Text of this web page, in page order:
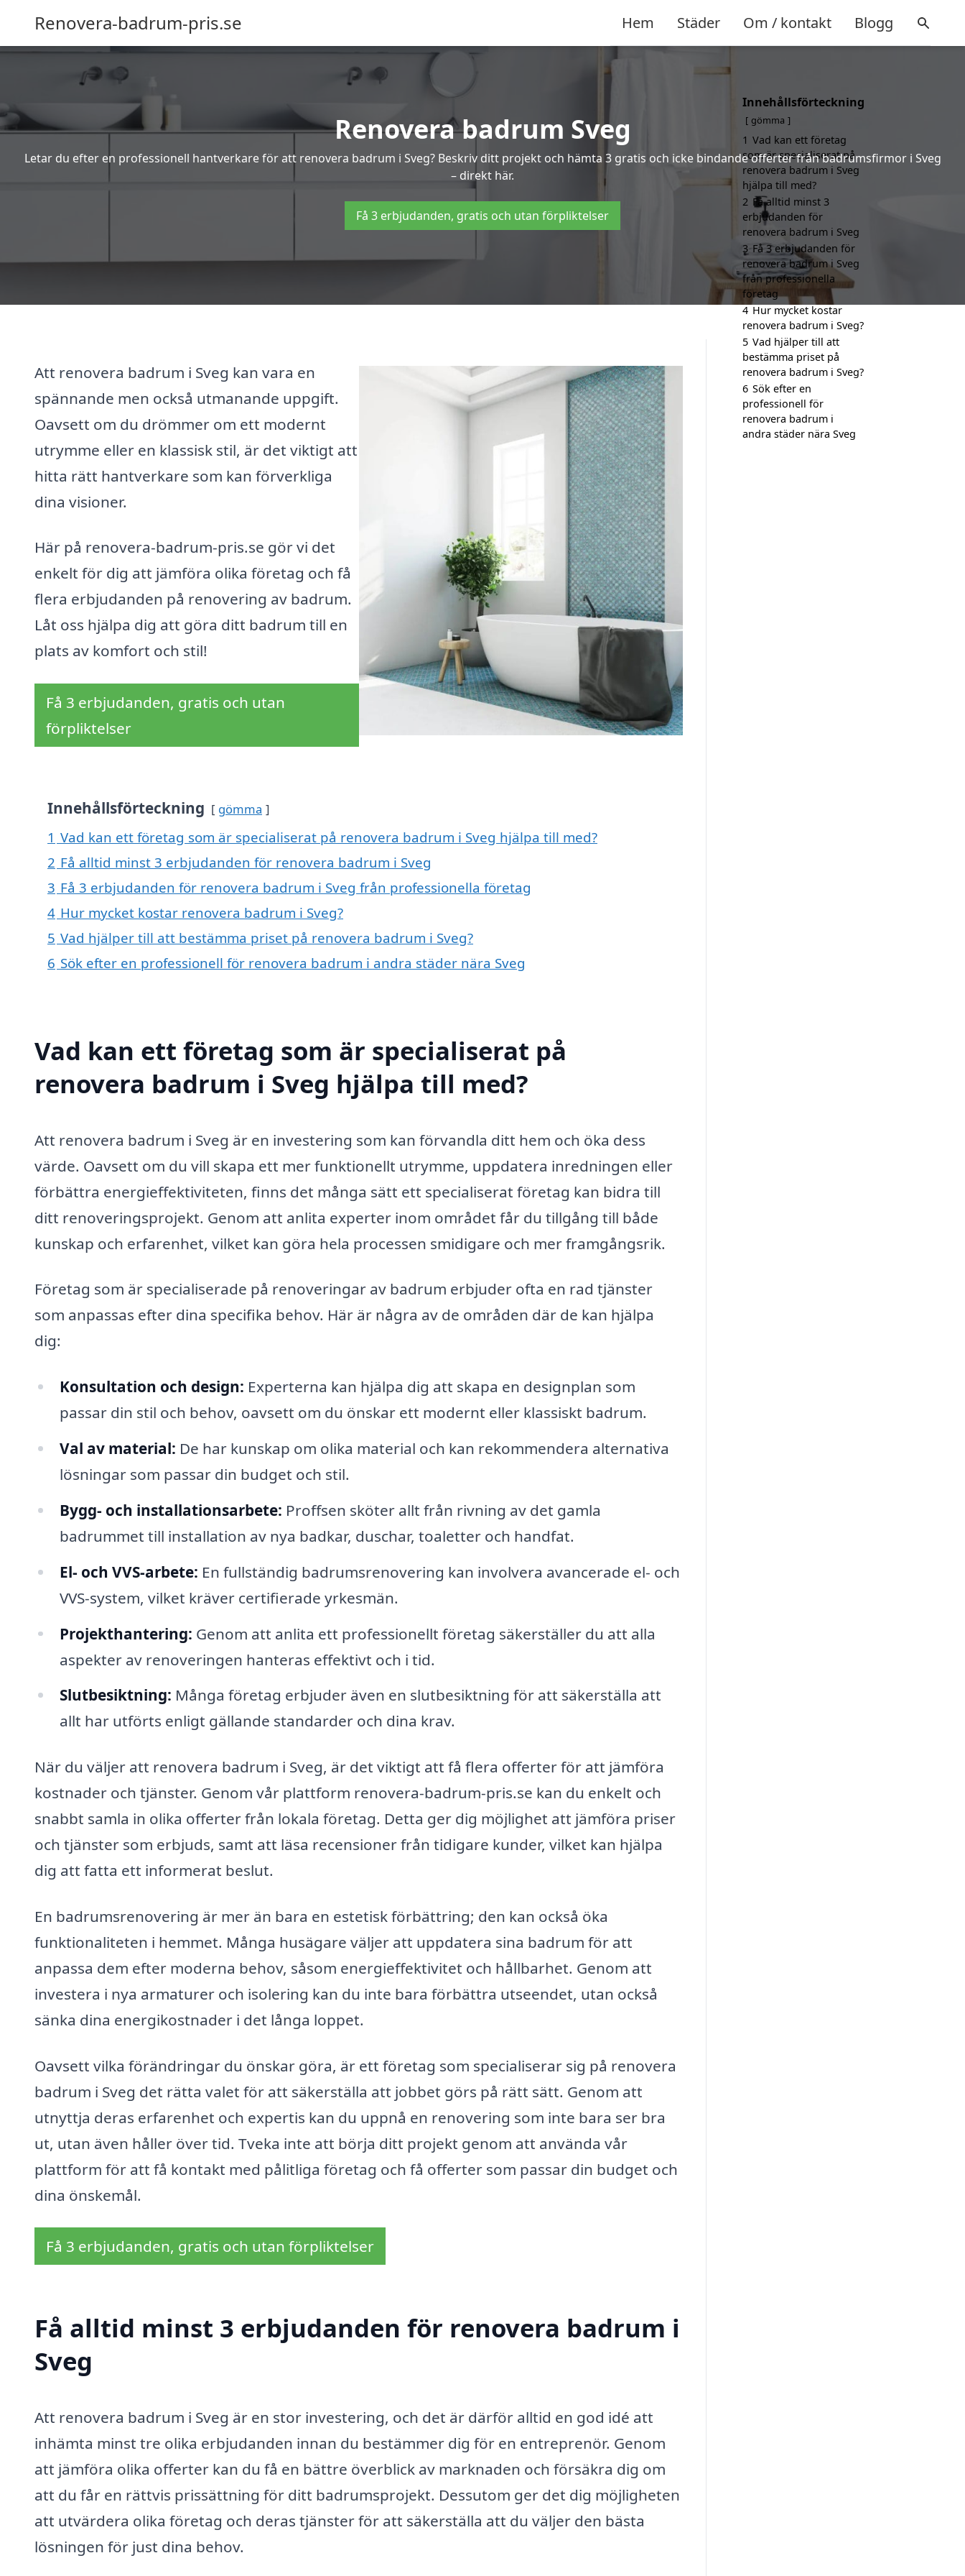
Renovera-badrum-pris.se Hem Städer Om / kontakt Blogg
Renovera badrum Sveg
Letar du efter en professionell hantverkare för att renovera badrum i Sveg? Beskriv ditt projekt och hämta 3 gratis och icke bindande offerter från badrumsfirmor i Sveg
– direkt här.
Få 3 erbjudanden, gratis och utan förpliktelser
Att renovera badrum i Sveg kan vara en
spännande men också utmanande uppgift.
Oavsett om du drömmer om ett modernt
utrymme eller en klassisk stil, är det viktigt att
hitta rätt hantverkare som kan förverkliga
dina visioner.
Här på renovera-badrum-pris.se gör vi det
enkelt för dig att jämföra olika företag och få
flera erbjudanden på renovering av badrum.
Låt oss hjälpa dig att göra ditt badrum till en
plats av komfort och stil!
Få 3 erbjudanden, gratis och utan
förpliktelser
Innehållsförteckning gömma
1 Vad kan ett företag som är specialiserat på renovera badrum i Sveg hjälpa till med?
2 Få alltid minst 3 erbjudanden för renovera badrum i Sveg
3 Få 3 erbjudanden för renovera badrum i Sveg från professionella företag
4 Hur mycket kostar renovera badrum i Sveg?
5 Vad hjälper till att bestämma priset på renovera badrum i Sveg?
6 Sök efter en professionell för renovera badrum i andra städer nära Sveg
Vad kan ett företag som är specialiserat på
renovera badrum i Sveg hjälpa till med?
Att renovera badrum i Sveg är en investering som kan förvandla ditt hem och öka dess
värde. Oavsett om du vill skapa ett mer funktionellt utrymme, uppdatera inredningen eller
förbättra energieffektiviteten, finns det många sätt ett specialiserat företag kan bidra till
ditt renoveringsprojekt. Genom att anlita experter inom området får du tillgång till både
kunskap och erfarenhet, vilket kan göra hela processen smidigare och mer framgångsrik.
Företag som är specialiserade på renoveringar av badrum erbjuder ofta en rad tjänster
som anpassas efter dina specifika behov. Här är några av de områden där de kan hjälpa
dig:
Konsultation och design: Experterna kan hjälpa dig att skapa en designplan som
passar din stil och behov, oavsett om du önskar ett modernt eller klassiskt badrum.
Val av material: De har kunskap om olika material och kan rekommendera alternativa
lösningar som passar din budget och stil.
Bygg- och installationsarbete: Proffsen sköter allt från rivning av det gamla
badrummet till installation av nya badkar, duschar, toaletter och handfat.
El- och VVS-arbete: En fullständig badrumsrenovering kan involvera avancerade el- och
VVS-system, vilket kräver certifierade yrkesmän.
Projekthantering: Genom att anlita ett professionellt företag säkerställer du att alla
aspekter av renoveringen hanteras effektivt och i tid.
Slutbesiktning: Många företag erbjuder även en slutbesiktning för att säkerställa att
allt har utförts enligt gällande standarder och dina krav.
När du väljer att renovera badrum i Sveg, är det viktigt att få flera offerter för att jämföra
kostnader och tjänster. Genom vår plattform renovera-badrum-pris.se kan du enkelt och
snabbt samla in olika offerter från lokala företag. Detta ger dig möjlighet att jämföra priser
och tjänster som erbjuds, samt att läsa recensioner från tidigare kunder, vilket kan hjälpa
dig att fatta ett informerat beslut.
En badrumsrenovering är mer än bara en estetisk förbättring; den kan också öka
funktionaliteten i hemmet. Många husägare väljer att uppdatera sina badrum för att
anpassa dem efter moderna behov, såsom energieffektivitet och hållbarhet. Genom att
investera i nya armaturer och isolering kan du inte bara förbättra utseendet, utan också
sänka dina energikostnader i det långa loppet.
Oavsett vilka förändringar du önskar göra, är ett företag som specialiserar sig på renovera
badrum i Sveg det rätta valet för att säkerställa att jobbet görs på rätt sätt. Genom att
utnyttja deras erfarenhet och expertis kan du uppnå en renovering som inte bara ser bra
ut, utan även håller över tid. Tveka inte att börja ditt projekt genom att använda vår
plattform för att få kontakt med pålitliga företag och få offerter som passar din budget och
dina önskemål.
Få 3 erbjudanden, gratis och utan förpliktelser
Få alltid minst 3 erbjudanden för renovera badrum i
Sveg
Att renovera badrum i Sveg är en stor investering, och det är därför alltid en god idé att
inhämta minst tre olika erbjudanden innan du bestämmer dig för en entreprenör. Genom
att jämföra olika offerter kan du få en bättre överblick av marknaden och försäkra dig om
att du får en rättvis prissättning för ditt badrumsprojekt. Dessutom ger det dig möjligheten
att utvärdera olika företag och deras tjänster för att säkerställa att du väljer den bästa
lösningen för just dina behov.
Innehållsförteckning
gömma
1 Vad kan ett företag
som är specialiserat på
renovera badrum i Sveg
hjälpa till med?
2 Få alltid minst 3
erbjudanden för
renovera badrum i Sveg
3 Få 3 erbjudanden för
renovera badrum i Sveg
från professionella
företag
4 Hur mycket kostar
renovera badrum i Sveg?
5 Vad hjälper till att
bestämma priset på
renovera badrum i Sveg?
6 Sök efter en
professionell för
renovera badrum i
andra städer nära Sveg